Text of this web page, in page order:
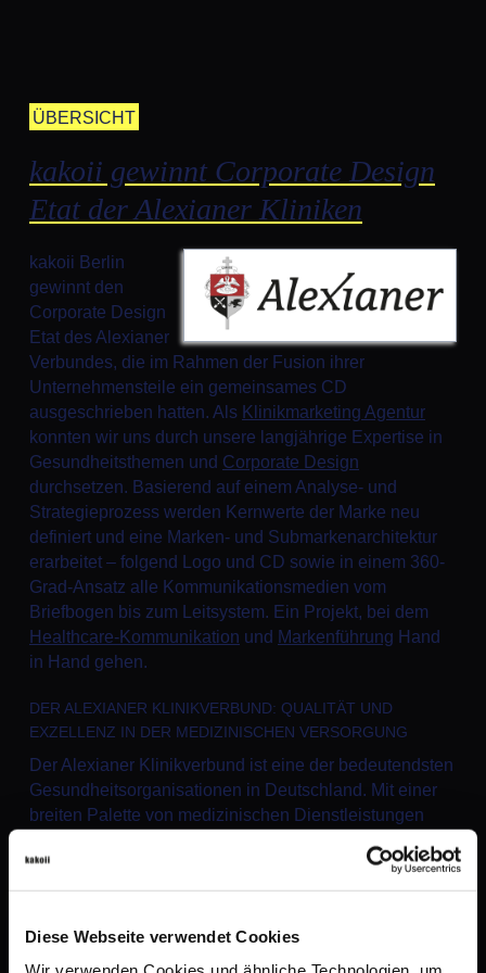
Diese Webseite verwendet Cookies
ÜBERSICHT
kakoii gewinnt Corporate Design
Etat der Alexianer Kliniken
kakoii Berlin
gewinnt den
Corporate Design
Etat des Alexianer
Verbundes, die im Rahmen der Fusion ihrer
Unternehmensteile ein gemeinsames CD
ausgeschrieben hatten. Als Klinikmarketing Agentur
konnten wir uns durch unsere langjährige Expertise in
Gesundheitsthemen und Corporate Design
durchsetzen. Basierend auf einem Analyse- und
Strategieprozess werden Kernwerte der Marke neu
definiert und eine Marken- und Submarkenarchitektur
erarbeitet – folgend Logo und CD sowie in einem 360-
Grad-Ansatz alle Kommunikationsmedien vom
Briefbogen bis zum Leitsystem. Ein Projekt, bei dem
Healthcare-Kommunikation und Markenführung Hand
in Hand gehen.
DER ALEXIANER KLINIKVERBUND: QUALITÄT UND
EXZELLENZ IN DER MEDIZINISCHEN VERSORGUNG
Der Alexianer Klinikverbund ist eine der bedeutendsten
Gesundheitsorganisationen in Deutschland. Mit einer
breiten Palette von medizinischen Dienstleistungen
hervorragenden Ruf für qualitativ hochwertige
Gesundheitsversorgung und Patientenbetreuung
Als eines der größten katholischen